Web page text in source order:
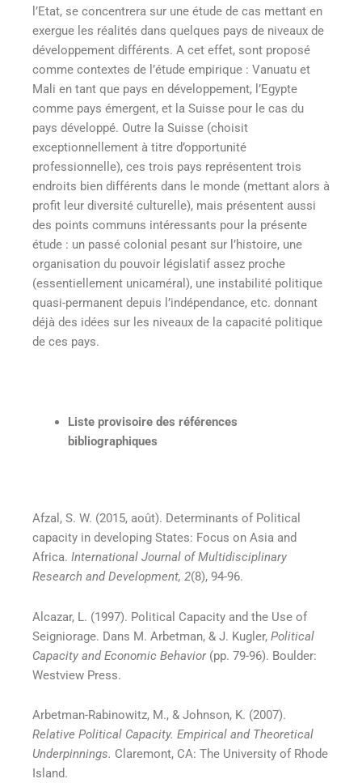
l’Etat, se concentrera sur une étude de cas mettant en
exergue les réalités dans quelques pays de niveaux de
développement différents. A cet effet, sont proposé
comme contextes de l’étude empirique : Vanuatu et
Mali en tant que pays en développement, l’Egypte
comme pays émergent, et la Suisse pour le cas du
pays développé. Outre la Suisse (choisit
exceptionnellement à titre d’opportunité
professionnelle), ces trois pays représentent trois
endroits bien différents dans le monde (mettant alors à
profit leur diversité culturelle), mais présentent aussi
des points communs intéressants pour la présente
étude : un passé colonial pesant sur l’histoire, une
organisation du pouvoir législatif assez proche
(essentiellement unicaméral), une instabilité politique
quasi-permanent depuis l’indépendance, etc. donnant
déjà des idées sur les niveaux de la capacité politique
de ces pays.
Liste provisoire des références
bibliographiques
Afzal, S. W. (2015, août). Determinants of Political
capacity in developing States: Focus on Asia and
Africa. International Journal of Multidisciplinary
Research and Development, 2(8), 94-96.
Alcazar, L. (1997). Political Capacity and the Use of
Seigniorage. Dans M. Arbetman, & J. Kugler, Political
Capacity and Economic Behavior(pp. 79-96). Boulder:
Westview Press.
Arbetman-Rabinowitz, M., & Johnson, K. (2007).
Relative Political Capacity. Empirical and Theoretical
Underpinnings. Claremont, CA: The University of Rhode
Island.